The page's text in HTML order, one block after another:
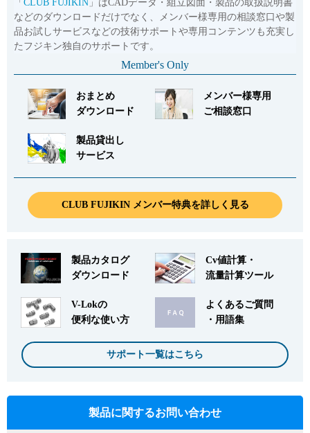
「 CLUB FUJIKIN 」はCADデータ・組立図面・製品の取扱説明書
などのダウンロードだけでなく、メンバー様専用の相談窓口や製
品お試しサービスなどの技術サポートや専用コンテンツも充実し
たフジキン独自のサポートです。
Member's Only
おまとめ
ダウンロード
メンバー様専用
ご相談窓口
製品貸出し
サービス
CLUB FUJIKIN メンバー特典を詳しく見る
製品カタログ
ダウンロード
Cv値計算・
流量計算ツール
V-Lokの
便利な使い方
よくあるご質問
・用語集
サポート一覧はこちら
製品に関するお問い合わせ